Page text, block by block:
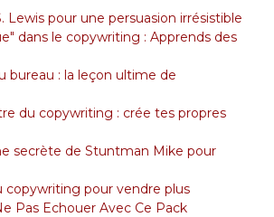
Lewis pour une persuasion irrésistible
dans le copywriting : Apprends des
bureau : la leçon ultime de
du copywriting : crée tes propres
secrète de Stuntman Mike pour
copywriting pour vendre plus
Pas Echouer Avec Ce Pack